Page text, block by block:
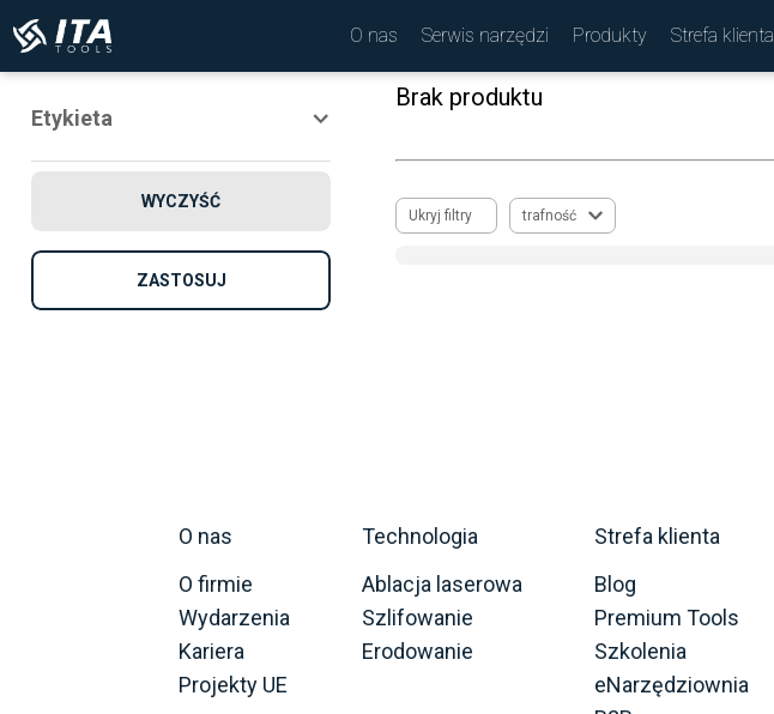
O nas Serwis narzędzi Produkty Strefa klienta
Etykieta
Nowość
WYCZYŚĆ
ZASTOSUJ
Brak produktu
Ukryj filtry trafność
O nas
O firmie
Wydarzenia
Kariera
Projekty UE
Technologia
Ablacja laserowa
Szlifowanie
Erodowanie
Strefa klienta
Blog
Premium Tools
Szkolenia
eNarzędziownia